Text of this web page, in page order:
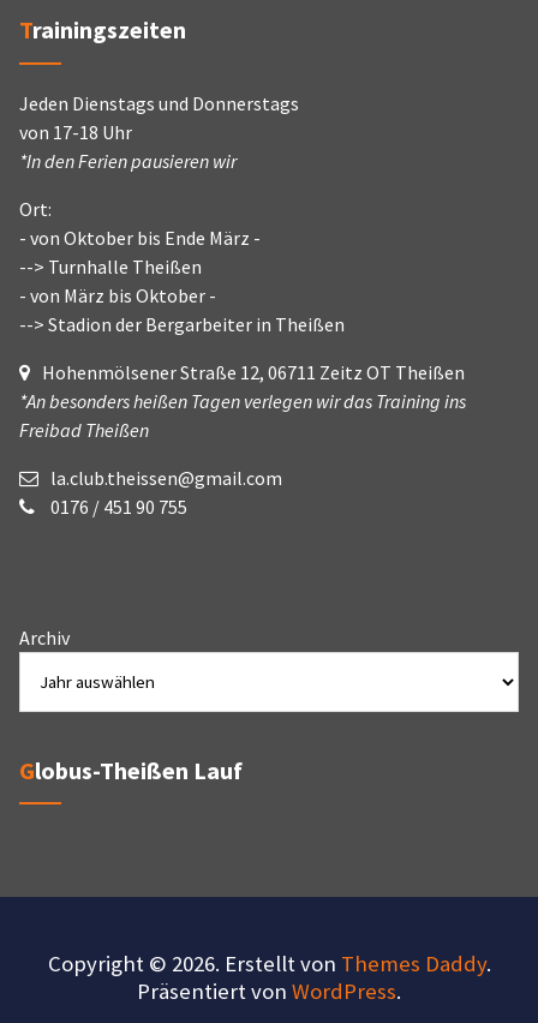
Trainingszeiten
Jeden Dienstags und Donnerstags
von 17-18 Uhr
*In den Ferien pausieren wir
Ort:
- von Oktober bis Ende März -
--> Turnhalle Theißen
- von März bis Oktober -
--> Stadion der Bergarbeiter in Theißen
Hohenmölsener Straße 12, 06711 Zeitz OT Theißen
*An besonders heißen Tagen verlegen wir das Training ins
Freibad Theißen
la.club.theissen@gmail.com
0176 / 451 90 755
Archiv
Globus-Theißen Lauf
Copyright © 2026. Erstellt von Themes Daddy.
Präsentiert von WordPress.